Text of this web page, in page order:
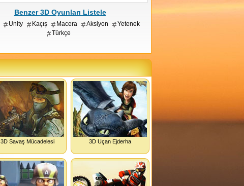
Benzer 3D Oyunları Listele
Unity Kaçış Macera Aksiyon
Yetenek
Türkçe
3D Savaş Mücadelesi 3D Uçan Ejderha